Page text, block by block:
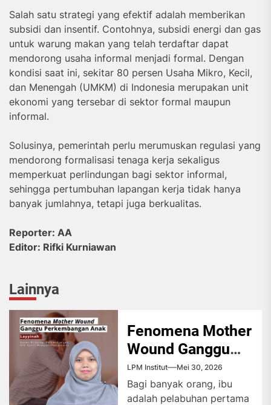
Salah satu strategi yang efektif adalah memberikan
subsidi dan insentif. Contohnya, subsidi energi dan gas
untuk warung makan yang telah terdaftar dapat
mendorong usaha informal menjadi formal. Dengan
kondisi saat ini, sekitar 80 persen Usaha Mikro, Kecil,
dan Menengah (UMKM) di Indonesia merupakan unit
ekonomi yang tersebar di sektor formal maupun
informal.
Solusinya, pemerintah perlu merumuskan regulasi yang
mendorong formalisasi tenaga kerja sekaligus
memperkuat perlindungan bagi sektor informal,
sehingga pertumbuhan lapangan kerja tidak hanya
banyak jumlahnya, tetapi juga berkualitas.
Reporter: AA
Editor: Rifki Kurniawan
Lainnya
Fenomena Mother
Wound Ganggu
Perkembangan
Anak
LPM Institut Mei 30, 2026
Bagi banyak orang, ibu
adalah pelabuhan pertama